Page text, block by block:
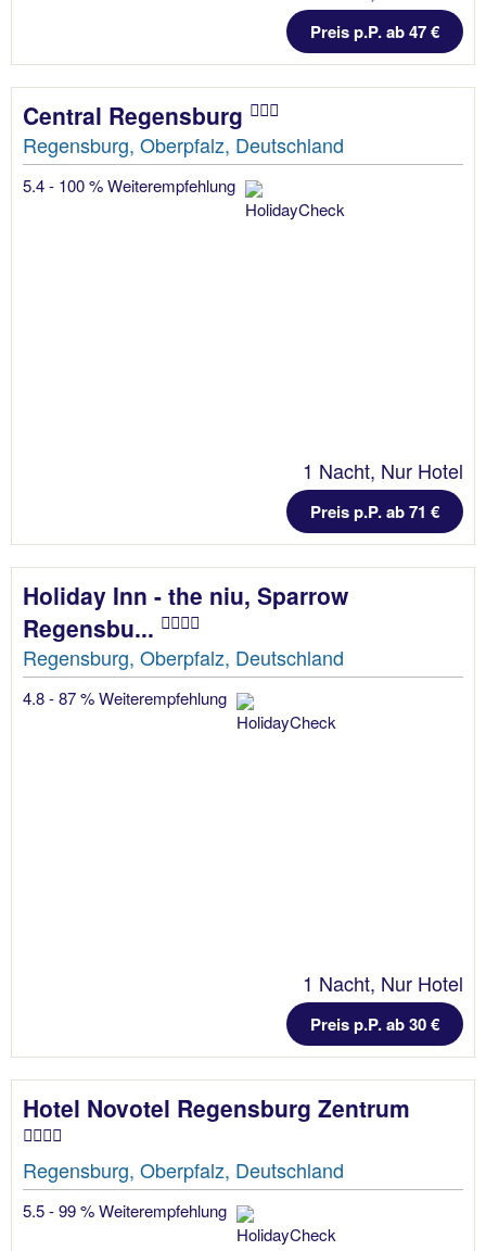
Preis p.P. ab 47 €
Central Regensburg
Regensburg, Oberpfalz, Deutschland
5.4 - 100 % Weiterempfehlung
1 Nacht, Nur Hotel
Preis p.P. ab 71 €
Holiday Inn - the niu, Sparrow
Regensbu...
Regensburg, Oberpfalz, Deutschland
4.8 - 87 % Weiterempfehlung
1 Nacht, Nur Hotel
Preis p.P. ab 30 €
Hotel Novotel Regensburg Zentrum
Regensburg, Oberpfalz, Deutschland
5.5 - 99 % Weiterempfehlung